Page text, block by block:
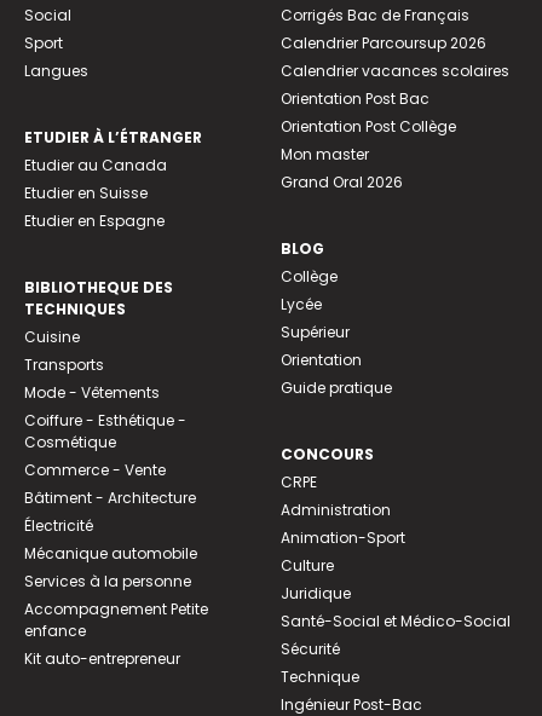
Social
Sport
Langues
ETUDIER À L’ÉTRANGER
Etudier au Canada
Etudier en Suisse
Etudier en Espagne
BIBLIOTHEQUE DES
TECHNIQUES
Cuisine
Transports
Mode - Vêtements
Coiffure - Esthétique -
Cosmétique
Commerce - Vente
Bâtiment - Architecture
Électricité
Mécanique automobile
Services à la personne
Accompagnement Petite
enfance
Kit auto-entrepreneur
Corrigés Bac de Français
Calendrier Parcoursup 2026
Calendrier vacances scolaires
Orientation Post Bac
Orientation Post Collège
Mon master
Grand Oral 2026
BLOG
Collège
Lycée
Supérieur
Orientation
Guide pratique
CONCOURS
CRPE
Administration
Animation-Sport
Culture
Juridique
Santé-Social et Médico-Social
Sécurité
Technique
Ingénieur Post-Bac